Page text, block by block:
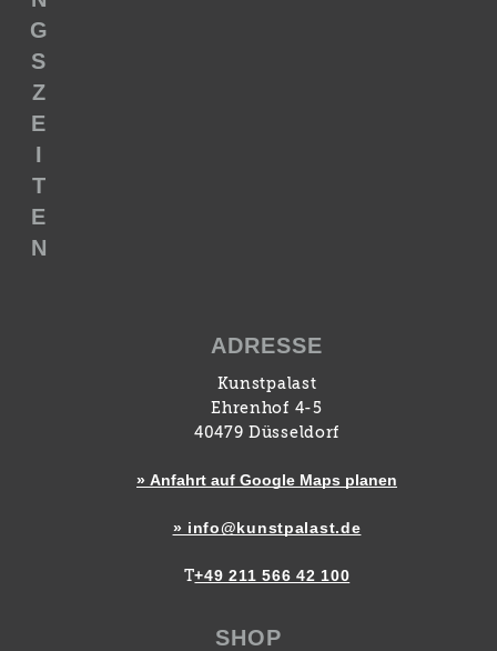
G
S
Z
E
I
T
E
N
ADRESSE
Kunstpalast
Ehrenhof 4-5
40479 Düsseldorf
» Anfahrt auf Google Maps planen
» info@kunstpalast.de
T+49 211 566 42 100
SHOP